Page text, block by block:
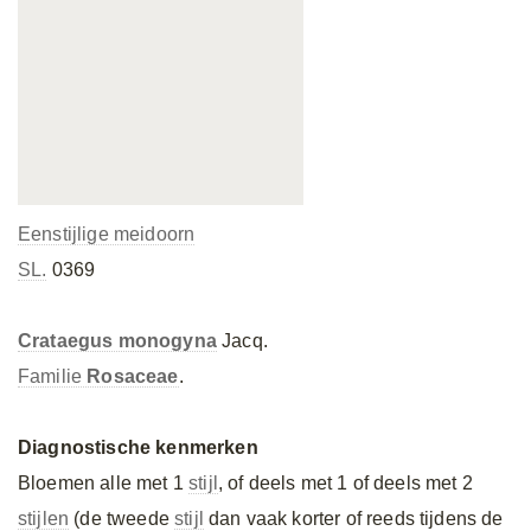
Eenstijlige meidoorn
SL. 0369
Crataegus monogynaJacq.
Familie Rosaceae.
Diagnostische kenmerken
Bloemen alle met 1stijl , of deels met 1 of deels met 2
stijlen (de tweedestijl dan vaak korter of reeds tijdens de